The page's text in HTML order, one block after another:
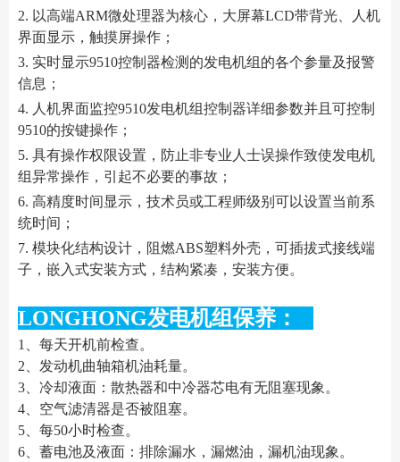
2. 以高端ARM微处理器为核心，大屏幕LCD带背光、人机
界面显示，触摸屏操作；
3. 实时显示9510控制器检测的发电机组的各个参量及报警
信息；
4. 人机界面监控9510发电机组控制器详细参数并且可控制
9510的按键操作；
5. 具有操作权限设置，防止非专业人士误操作致使发电机
组异常操作，引起不必要的事故；
6. 高精度时间显示，技术员或工程师级别可以设置当前系
统时间；
7. 模块化结构设计，阻燃ABS塑料外壳，可插拔式接线端
子，嵌入式安装方式，结构紧凑，安装方便。
LONGHONG发电机组保养：
1、每天开机前检查。
2、发动机曲轴箱机油耗量。
3、冷却液面：散热器和中冷器芯电有无阻塞现象。
4、空气滤清器是否被阻塞。
5、每50小时检查。
6、蓄电池及液面：排除漏水，漏燃油，漏机油现象。